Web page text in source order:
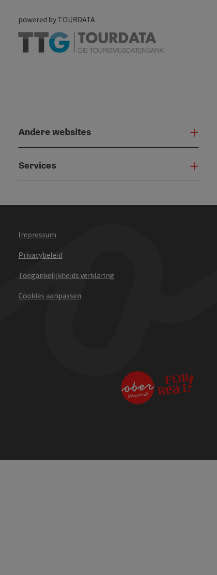
powered by TOURDATA
Andere websites
Services
Impressum
Privacybeleid
Toegankelijkheids verklaring
Cookies aanpassen